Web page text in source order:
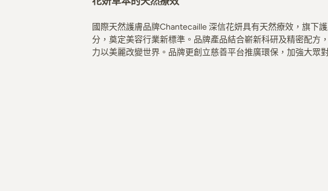
國際天然護膚品牌Chantecaille 深信花妍具有天然療效，旗下
分，奠定美容行業新標準。品牌產品結合嶄新科研及精密配方
力以美麗改變世界。品牌更創立慈善平台推廣環保，加強大眾